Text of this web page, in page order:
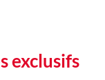
exclusifs